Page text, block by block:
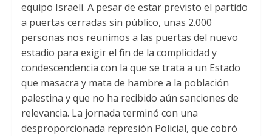
equipo Israelí. A pesar de estar previsto el partido
a puertas cerradas sin público, unas 2.000
personas nos reunimos a las puertas del nuevo
estadio para exigir el fin de la complicidad y
condescendencia con la que se trata a un Estado
que masacra y mata de hambre a la población
palestina y que no ha recibido aún sanciones de
relevancia. La jornada terminó con una
desproporcionada represión Policial, que cobró